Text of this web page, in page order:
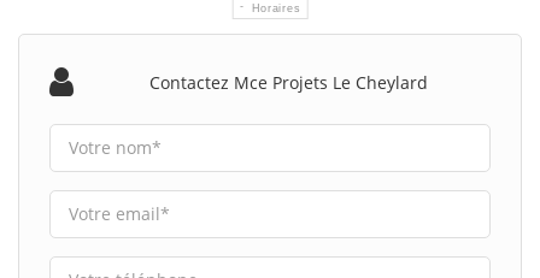
Horaires
Contactez Mce Projets Le Cheylard